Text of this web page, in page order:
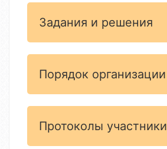
Задания и решения
Порядок организации
Протоколы участники